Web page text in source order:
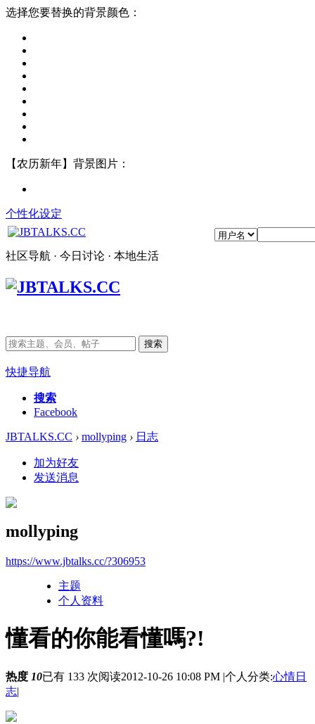
选择您要替换的背景颜色：
【农历新年】背景图片：
个性化设定
社区导航 · 今日讨论 · 本地生活
搜索
快捷导航
搜索
Facebook
JBTALKS.CC › mollyping › 日志
加为好友
发送消息
mollyping
https://www.jbtalks.cc/?306953
主题
个人资料
懂看的你能看懂嗎?!
热度 10已有 133 次阅读2012-10-26 10:08 PM |个人分类:心情日
志|